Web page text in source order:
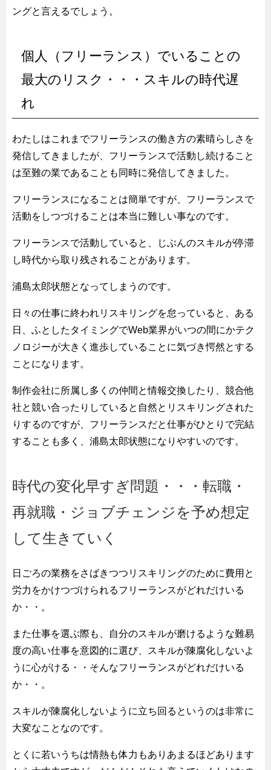
ングと言えるでしょう。
個人（フリーランス）でいることの
最大のリスク・・・スキルの時代遅
れ
わたしはこれまでフリーランスの働き方の素晴らしさを
発信してきましたが、フリーランスで活動し続けること
は至難の業であることも同時に発信してきました。
フリーランスになることは簡単ですが、フリーランスで
活動をしつづけることは本当に難しい事なのです。
フリーランスで活動していると、じぶんのスキルが停滞
し時代から取り残されることがあります。
浦島太郎状態となってしまうのです。
日々の仕事に終われリスキリングを怠っていると、ある
日、ふとしたタイミングでWeb業界がいつの間にかテク
ノロジーが大きく進歩していることに気づき愕然とする
ことになります。
制作会社に所属し多くの仲間と情報交換したり、競合他
社と競い合ったりしていると自然とリスキリングされた
りするのですが、フリーランスだと仕事がひとりで完結
することも多く、浦島太郎状態になりやすいのです。
時代の変化早すぎ問題・・・転職・
再就職・ジョブチェンジを予め想定
して生きていく
日ごろの業務をさばきつつリスキリングのために費用と
労力をかけつづけられるフリーランスがどれだけいる
か・・。
また仕事を選ぶ際も、自分のスキルが磨けるような難易
度の高い仕事を意図的に選び、スキルが陳腐化しないよ
うに心がける・・そんなフリーランスがどれだけいる
か・・。
スキルが陳腐化しないように立ち回るというのは非常に
大変なことなのです。
とくに若いうちは情熱も体力もありあまるほどあります